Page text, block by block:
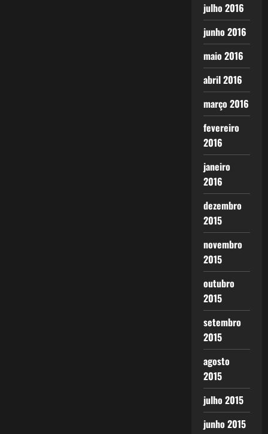
julho 2016
junho 2016
maio 2016
abril 2016
março 2016
fevereiro
2016
janeiro
2016
dezembro
2015
novembro
2015
outubro
2015
setembro
2015
agosto
2015
julho 2015
junho 2015